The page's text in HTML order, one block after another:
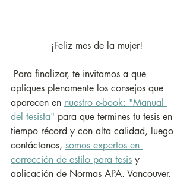
¡Feliz mes de la mujer!
apliques plenamente los consejos que
aparecen en nuestro e-book: "Manual
del tesista" para que termines tu tesis en
tiempo récord y con alta calidad, luego
contáctanos, somos expertos en
corrección de estilo para tesis y
aplicación de Normas APA, Vancouver,